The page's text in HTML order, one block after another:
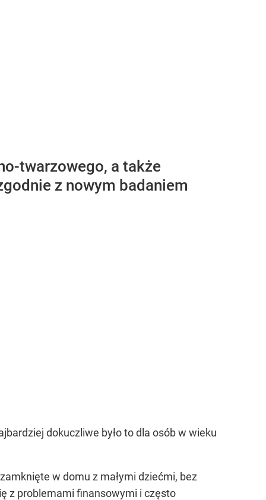
twarzowego, a także
z nowym badaniem
dokuczliwe było to dla osób w wieku
w domu z małymi dziećmi, bez
z problemami finansowymi i często